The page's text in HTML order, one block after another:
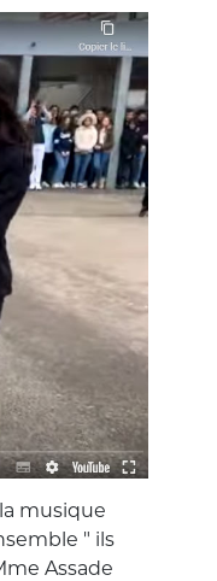
musique
" ils
Assade